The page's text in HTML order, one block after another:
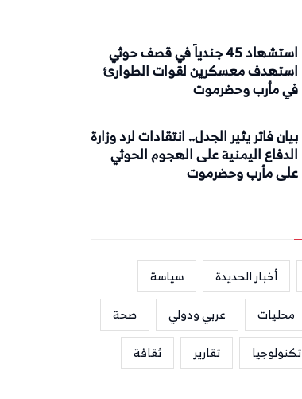
استشهاد 45 جندياً في قصف حوثي
استهدف معسكرين لقوات الطوارئ
في مأرب وحضرموت
بيان فاتر يثير الجدل.. انتقادات لرد وزارة
الدفاع اليمنية على الهجوم الحوثي
على مأرب وحضرموت
أخبار الحديدة
سياسة
محليات عربي ودولي
صحة
تكنولوجيا تقارير ثقافة